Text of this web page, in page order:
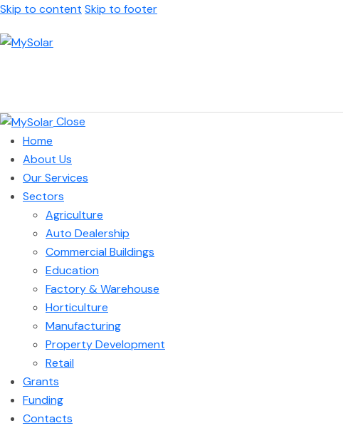
Skip to content Skip to footer
Close
Home
About Us
Our Services
Sectors
Agriculture
Auto Dealership
Commercial Buildings
Education
Factory & Warehouse
Horticulture
Manufacturing
Property Development
Retail
Grants
Funding
Contacts